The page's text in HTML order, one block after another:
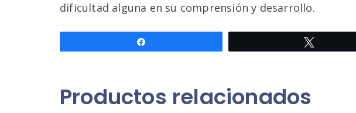
dificultad alguna en su comprensión y desarrollo.
Productos relacionados